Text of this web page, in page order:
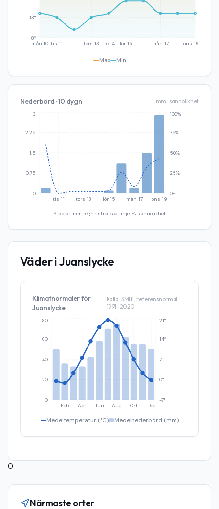
mån 10 tis 11 tors 13 fre 14 lör 15 mån 17 ons 19
8°
13°
Max Min
Nederbörd · 10 dygn mm · sannolikhet
tis 11 tors 13 lör 15 mån 17 ons 19
0
0.75
1.5
2.25
3
0%
25%
50%
75%
100%
Staplar: mm regn · streckad linje: % sannolikhet
Väder iJuanslycke
Klimatnormaler för
Juanslycke
Källa: SMHI, referensnormal
1991–2020
Feb Apr Jun Aug Okt Dec
0
20
40
60
80
-7°
0°
7°
14°
21°
Medeltemperatur (°C) Medelnederbörd (mm)
0
Närmaste orter